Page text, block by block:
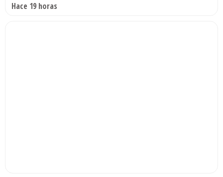
Hace 19 horas